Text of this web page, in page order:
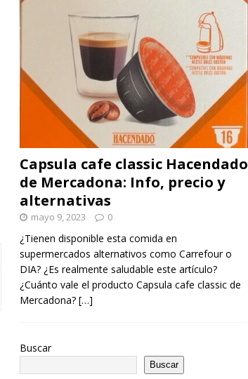
Capsula cafe classic Hacendado
de Mercadona: Info, precio y
alternativas
mayo 9, 2023 0
¿Tienen disponible esta comida en
supermercados alternativos como Carrefour o
DIA? ¿Es realmente saludable este artículo?
¿Cuánto vale el producto Capsula cafe classic de
Mercadona? […]
Buscar
Buscar